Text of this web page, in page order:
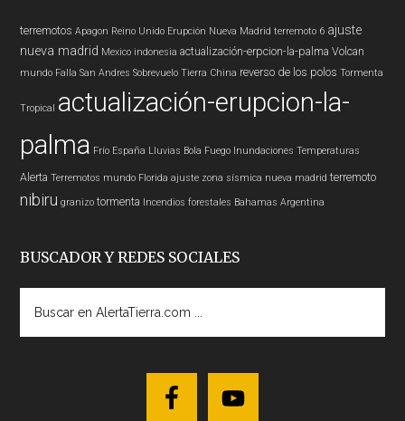
terremotos Apagon Reino Unido Erupción Nueva Madrid terremoto 6 ajuste
nueva madrid Mexico indonesia actualización-erpcion-la-palma Volcan
mundo Falla San Andres Sobrevuelo Tierra China reverso de los polos Tormenta
Tropical
actualización-erupcion-la-
palma Frío España Lluvias Bola Fuego Inundaciones Temperaturas
Alerta Terremotos mundo Florida ajuste zona sísmica nueva madrid terremoto
nibiru granizo tormenta Incendios forestales Bahamas Argentina
BUSCADOR Y REDES SOCIALES
AlertaTierra.com